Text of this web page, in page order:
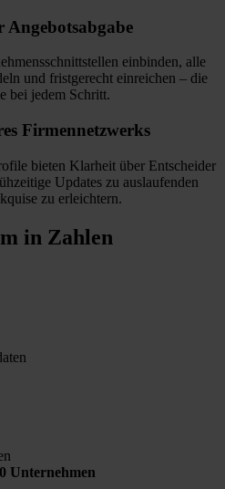
Angebotsabgabe
einbinden, alle
und fristgerecht einreichen – die
bei jedem Schritt.
Firmennetzwerks
bieten Klarheit über Entscheider
Updates zu auslaufenden
zu erleichtern.
in Zahlen
Unternehmen